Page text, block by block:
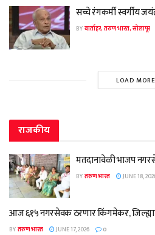
सच्चे रंगकर्मी स्वर्गीय
BYवार्ताहर, तरुण भारत, सोलापूर
LOAD MORE
राजकीय
मतदानावेळी भाजप
BYतरुण भारत JUNE 18,
आज ६१५ नगरसेवक ठरणार किंगमेकर,
BYतरुण भारत JUNE 17, 2026 0